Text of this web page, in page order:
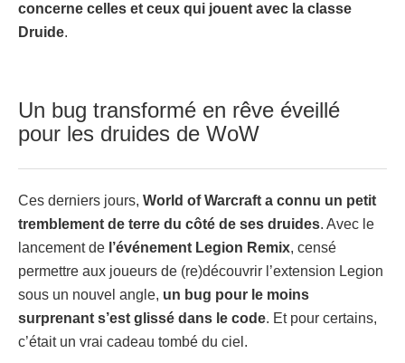
concerne celles et ceux qui jouent avec la classe
Druide.
Un bug transformé en rêve éveillé
pour les druides de WoW
Ces derniers jours, World of Warcraft a connu un petit
tremblement de terre du côté de ses druides. Avec le
lancement de l’événement Legion Remix, censé
permettre aux joueurs de (re)découvrir l’extension Legion
sous un nouvel angle, un bug pour le moins
surprenant s’est glissé dans le code. Et pour certains,
c’était un vrai cadeau tombé du ciel.